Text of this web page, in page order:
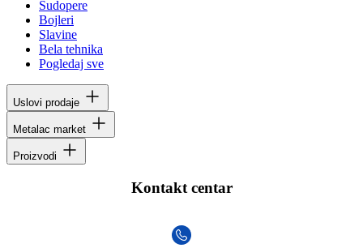
Sudopere
Bojleri
Slavine
Bela tehnika
Pogledaj sve
Uslovi prodaje
Metalac market
Proizvodi
Kontakt centar